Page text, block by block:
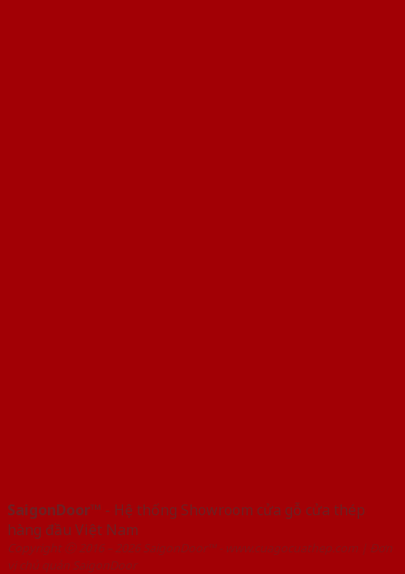
SaigonDoor™ - Hệ thống Showroom cửa gỗ cửa thép
hàng đầu Việt Nam
Copyright ⓒ 2016 – 2026 SaigonDoor™ - www.cuagocuathep.com | Đơn
vị chủ quản SaigonDoor